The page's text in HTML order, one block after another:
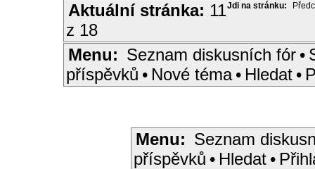
Jdi na stránku:
Aktuální stránka: 11
z 18
Menu: Seznam diskusních fór •
příspěvků • Nové téma • Hledat •
Menu: Seznam
příspěvků • Hledat •